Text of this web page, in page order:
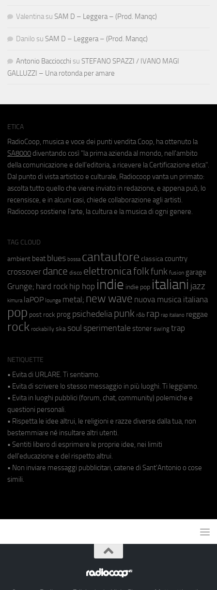
Valentina su SAM D – Leggera – (Prod. Manqc)
Danilo su SAM D – Leggera – (Prod. Manqc)
Antonio Bacciocchi su STEFANO SPAZZI / IVANO MAGI
GALLUZZI – Una rotonda per amare
ETICA
RadioCoop, musica e voce dei punti vendita Coop, ha ottenuto la
SA8000 diventando così "la prima azienda al mondo, nell'ambito
della comunicazione e dell'editoria, a ricevere la Certificazione etica".
Dal punto di vista artistico e culturale, Radiocoop vanta un primato:
ascolta tutto quello che viene inviato in redazione, e appena può, lo
recensisce, e in alcuni casi, chiede collaborazione agli artisti.
Radiocoop sostiene l'arte, la cultura e la musica di ogni genere.
TAG CLOUD
ambient beat blues bossa cantautore classica country
crossover dance disco elettronicafolkfunk fusion garage
Grunge; hard rock hip hop indie indie pop italiani jazz
kimura laPOP lounge metal; new wave nuova musica italiana
pop post rock prog psichedeliapunk r&b rap rap italiano reggae
rock rockabilly ska soul sperimentale stoner swing trap
NETIQUETTE
• Evita di URLARE. Ti sentiamo.
• Evita di scrivere lo stesso messaggio in più luoghi. Ti leggiamo.
• Evita in luoghi pubblici (forum, chat, community) polemiche e
questioni personali.
• Rispetta le idee altrui, le religioni e razze diverse dalla tua, non
bestemmiare né insultare altri utenti.
• Sentiti libero di esprimere le proprie idee, nei limiti
dell'educazione e del rispetto altrui.
• Non inviare messaggi pubblicitari, catene di Sant'Antonio o cose
simili.